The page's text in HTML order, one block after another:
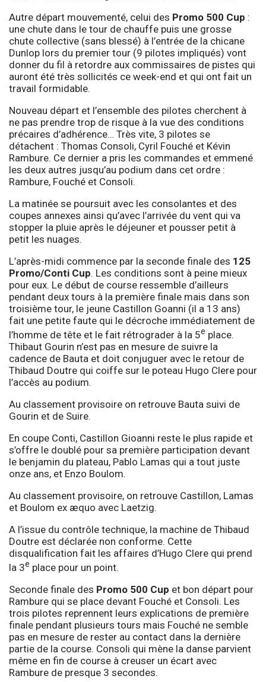
Autre départ mouvementé, celui des Promo 500 Cup :
une chute dans le tour de chauffe puis une grosse
chute collective (sans blessé) à l’entrée de la chicane
Dunlop lors du premier tour (9 pilotes impliqués) vont
donner du fil à retordre aux commissaires de pistes qui
auront été très sollicités ce week-end et qui ont fait un
travail formidable.
Nouveau départ et l’ensemble des pilotes cherchent à
ne pas prendre trop de risque à la vue des conditions
précaires d’adhérence… Très vite, 3 pilotes se
détachent : Thomas Consoli, Cyril Fouché et Kévin
Rambure. Ce dernier a pris les commandes et emmené
les deux autres jusqu’au podium dans cet ordre :
Rambure, Fouché et Consoli.
La matinée se poursuit avec les consolantes et des
coupes annexes ainsi qu’avec l’arrivée du vent qui va
stopper la pluie après le déjeuner et pousser petit à
petit les nuages.
L’après-midi commence par la seconde finale des 125
Promo/Conti Cup. Les conditions sont à peine mieux
pour eux. Le début de course ressemble d’ailleurs
pendant deux tours à la première finale mais dans son
troisième tour, le jeune Castillon Goanni (il a 13 ans)
fait une petite faute qui le décroche immédiatement de
l’homme de tête et le fait rétrograder à la 5e place.
Thibaut Gourin n’est pas en mesure de suivre la
cadence de Bauta et doit conjuguer avec le retour de
Thibaud Doutre qui coiffe sur le poteau Hugo Clere pour
l’accès au podium.
Au classement provisoire on retrouve Bauta suivi de
Gourin et de Suire.
En coupe Conti, Castillon Gioanni reste le plus rapide et
s’offre le doublé pour sa première participation devant
le benjamin du plateau, Pablo Lamas qui a tout juste
onze ans, et Enzo Boulom.
Au classement provisoire, on retrouve Castillon, Lamas
et Boulom ex æquo avec Laetzig.
A l’issue du contrôle technique, la machine de Thibaud
Doutre est déclarée non conforme. Cette
disqualification fait les affaires d’Hugo Clere qui prend
la 3e place pour un point.
Seconde finale des Promo 500 Cup et bon départ pour
Rambure qui se place devant Fouché et Consoli. Les
trois pilotes reprennent leurs explications de première
finale pendant plusieurs tours mais Fouché ne semble
pas en mesure de rester au contact dans la dernière
partie de la course. Consoli qui mène la danse parvient
même en fin de course à creuser un écart avec
Rambure de presque 3 secondes.